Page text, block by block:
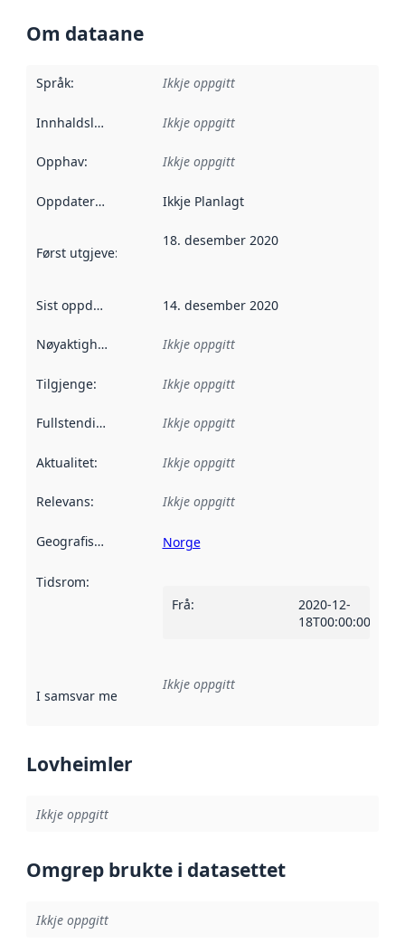
Om dataane
Språk: Ikkje oppgitt
Innhaldsleverandørar :
Ikkje oppgitt
Opphav: Ikkje oppgitt
Oppdateringsfrekvens :
Ikkje Planlagt
Først utgjeve:
18. desember 2020
Sist oppdatert 14. desember 2020
Nøyaktigheit Ikkje oppgitt
Tilgjenge: Ikkje oppgitt
Fullstendigheit Ikkje oppgitt
Aktualitet: Ikkje oppgitt
Relevans: Ikkje oppgitt
Geografisk område Norge
Tidsrom:
Frå:
2020-12-
18T00:00:00Z
I samsvar med Referanse til ei implementeringsregel eller
Ikkje oppgitt
Lovheimler
Ikkje oppgitt
Omgrep brukte i datasettet
Ikkje oppgitt